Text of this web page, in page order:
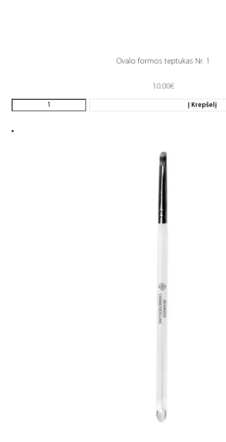
Ovalo formos teptukas Nr. 1
10.00€
Į Krepšelį